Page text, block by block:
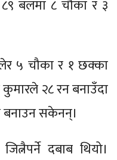
बलमा ८ चौका र ३
५ चौका र १ छक्का
कुमारले २८ रन बनाउँदा
बनाउन सकेनन्।
दबाब थियो।